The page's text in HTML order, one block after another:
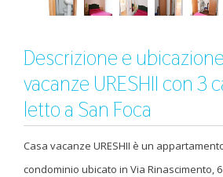
Descrizione e
vacanze URESHII con 3
letto a San Foca
Casa vacanze URESHII è un
condominio ubicato in Via Rinascimento, 6